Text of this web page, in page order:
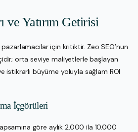
ve Yatırım Getirisi
için kritiktir. Zeo SEO’nun
orta seviye maliyetlerle başlayan
istikrarlı büyüme yoluyla sağlam ROI
İçgörüleri
göre aylık 2.000 ila 10.000